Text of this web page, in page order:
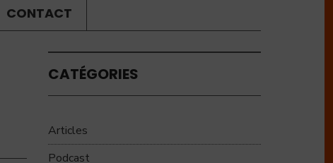
CONTACT
CATÉGORIES
Articles
Podcast